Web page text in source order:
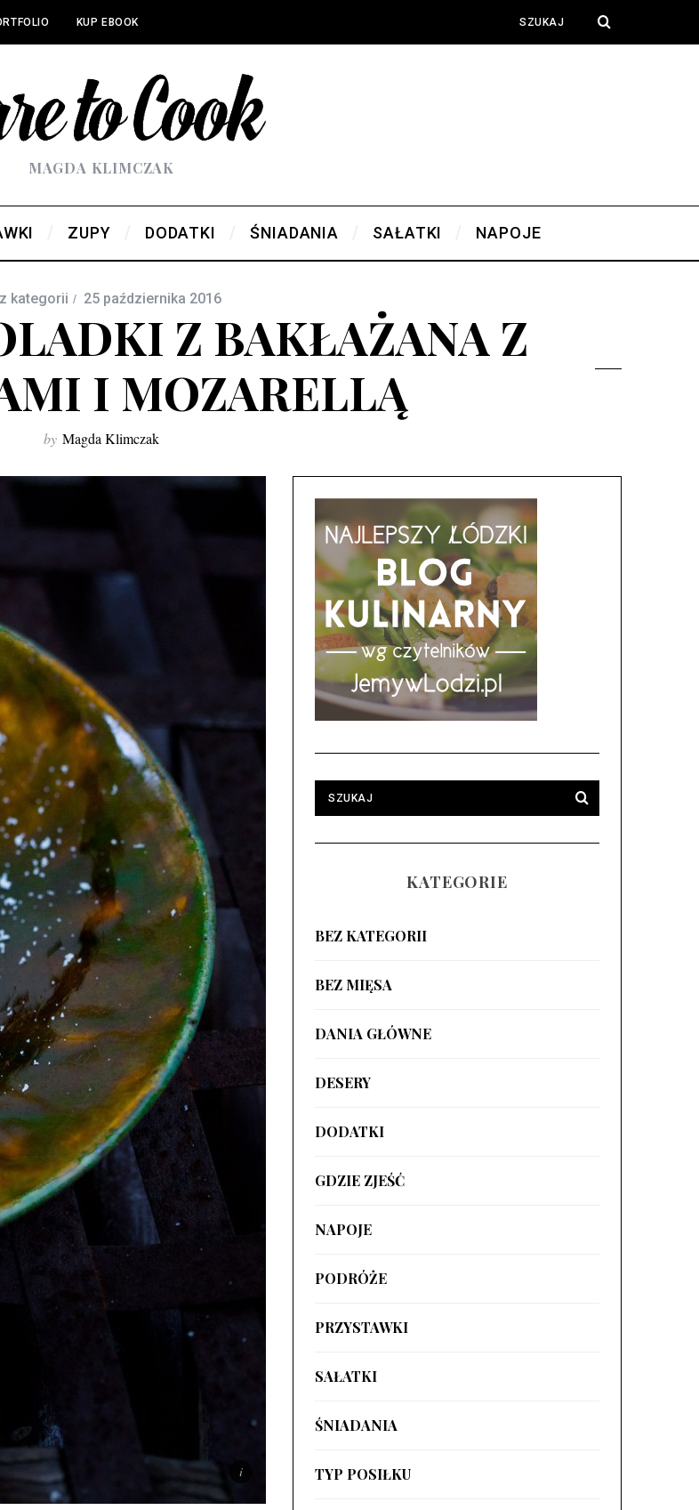
KUP EBOOK
MAGDA KLIMCZAK
ZUPY DODATKI ŚNIADANIA SAŁATKI NAPOJE
kategorii 25 października 2016
Z BAKŁAŻANA Z
I MOZARELLĄ
by Magda Klimczak
KATEGORIE
BEZ KATEGORII
BEZ MIĘSA
DANIA GŁÓWNE
DESERY
DODATKI
GDZIE ZJEŚĆ
NAPOJE
PODRÓŻE
PRZYSTAWKI
SAŁATKI
ŚNIADANIA
TYP POSIŁKU